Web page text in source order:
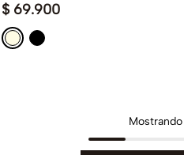
$ 69.900
Mostrando